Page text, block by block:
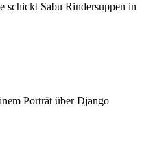
schickt Sabu Rindersuppen in
Porträt über Django